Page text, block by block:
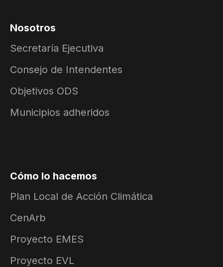
Nosotros
Secretaría Ejecutiva
Consejo de Intendentes
Objetivos ODS
Municipios adheridos
Cómo lo hacemos
Plan Local de Acción Climática
CenArb
Proyecto EMES
Proyecto EVL